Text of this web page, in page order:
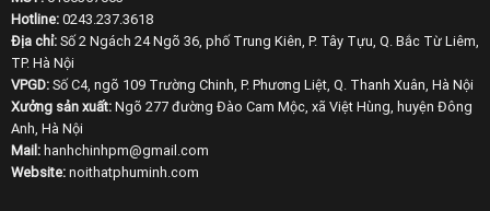
Hotline:0243.237.3618
Địa chỉ:Số 2 Ngách 24 Ngõ 36, phố Trung Kiên, P. Tây Tựu, Q. Bắc Từ Liêm,
TP. Hà Nội
VPGD:Số C4, ngõ 109 Trường Chinh, P. Phương Liệt, Q. Thanh Xuân, Hà Nội
Xưởng sản xuất:Ngõ 277 đường Đào Cam Mộc, xã Việt Hùng, huyện Đông
Anh, Hà Nội
Mail: hanhchinhpm@gmail.com
Website:noithatphuminh.com